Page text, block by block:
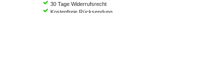
30 Tage Widerrufsrecht
Kostenfreie Rücksendung